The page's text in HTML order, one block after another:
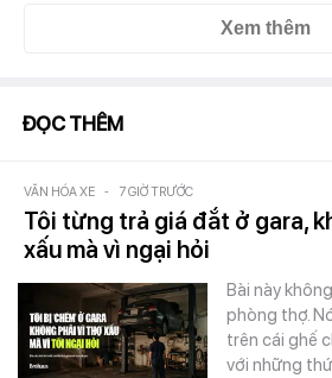
Xem thêm
ĐỌC THÊM
VĂN HÓA XE - 7 GIỜ TRƯỚC
Tôi từng trả giá đắt ở gara,
xấu mà vì ngại hỏi
Bài này
phòng thợ.
trên cái ghế
với những